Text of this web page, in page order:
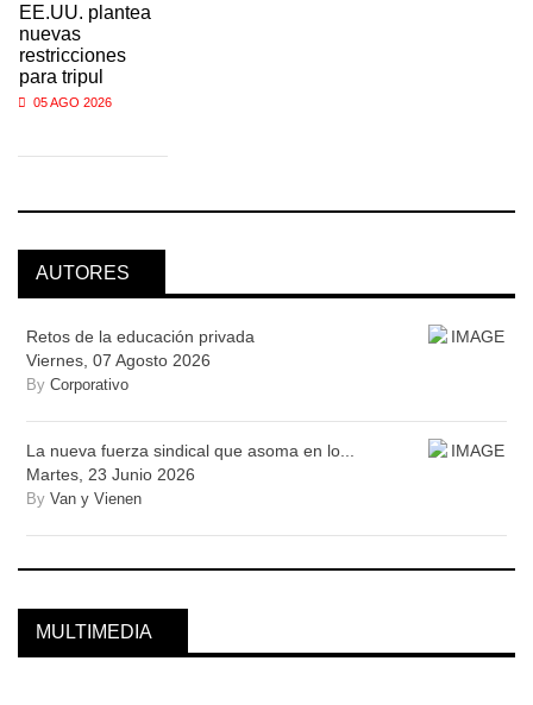
EE.UU. plantea
nuevas
restricciones
para tripul
05 AGO 2026
AUTORES
Retos de la educación privada
Viernes, 07 Agosto 2026
By Corporativo
La nueva fuerza sindical que asoma en lo...
Martes, 23 Junio 2026
By Van y Vienen
MULTIMEDIA